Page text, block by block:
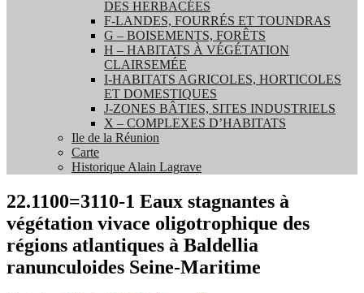
DES HERBACÉES
F-LANDES, FOURRÉS ET TOUNDRAS
G – BOISEMENTS, FORÊTS
H – HABITATS À VÉGÉTATION
CLAIRSEMÉE
I-HABITATS AGRICOLES, HORTICOLES
ET DOMESTIQUES
J-ZONES BÂTIES, SITES INDUSTRIELS
X – COMPLEXES D’HABITATS
Ile de la Réunion
Carte
Historique Alain Lagrave
22.1100=3110-1 Eaux stagnantes à
végétation vivace oligotrophique des
régions atlantiques à Baldellia
ranunculoides Seine-Maritime